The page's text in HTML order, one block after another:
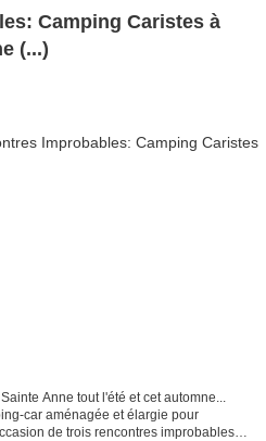
Camping Caristes à
(...)
Anne tout l'été et cet automne...
car aménagée et élargie pour
de trois rencontres improbables à